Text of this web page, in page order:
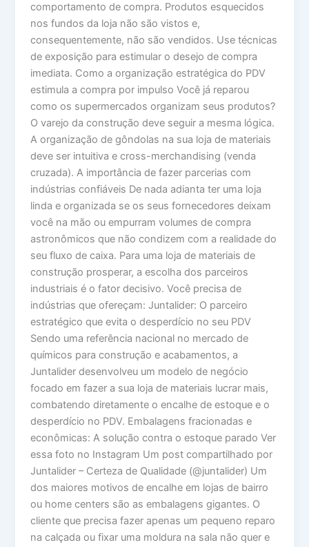
comportamento de compra. Produtos esquecidos
nos fundos da loja não são vistos e,
consequentemente, não são vendidos. Use técnicas
de exposição para estimular o desejo de compra
imediata. Como a organização estratégica do PDV
estimula a compra por impulso Você já reparou
como os supermercados organizam seus produtos?
O varejo da construção deve seguir a mesma lógica.
A organização de gôndolas na sua loja de materiais
deve ser intuitiva e cross-merchandising (venda
cruzada). A importância de fazer parcerias com
indústrias confiáveis De nada adianta ter uma loja
linda e organizada se os seus fornecedores deixam
você na mão ou empurram volumes de compra
astronômicos que não condizem com a realidade do
seu fluxo de caixa. Para uma loja de materiais de
construção prosperar, a escolha dos parceiros
industriais é o fator decisivo. Você precisa de
indústrias que ofereçam: Juntalider: O parceiro
estratégico que evita o desperdício no seu PDV
Sendo uma referência nacional no mercado de
químicos para construção e acabamentos, a
Juntalider desenvolveu um modelo de negócio
focado em fazer a sua loja de materiais lucrar mais,
combatendo diretamente o encalhe de estoque e o
desperdício no PDV. Embalagens fracionadas e
econômicas: A solução contra o estoque parado Ver
essa foto no Instagram Um post compartilhado por
Juntalider – Certeza de Qualidade (@juntalider) Um
dos maiores motivos de encalhe em lojas de bairro
ou home centers são as embalagens gigantes. O
cliente que precisa fazer apenas um pequeno reparo
na calçada ou fixar uma moldura na sala não quer e